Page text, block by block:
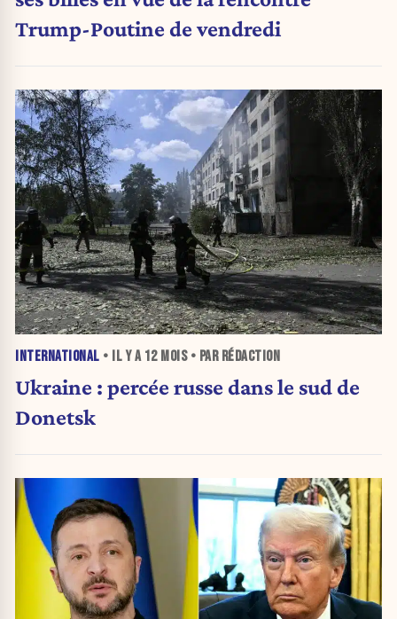
Trump-Poutine de vendredi
INTERNATIONAL • IL Y A 12 MOIS• PAR RÉDACTION
Ukraine : percée russe dans le sud de
Donetsk